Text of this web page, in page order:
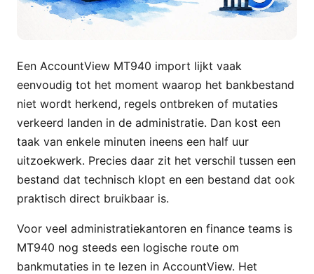
Een AccountView MT940 import lijkt vaak
eenvoudig tot het moment waarop het bankbestand
niet wordt herkend, regels ontbreken of mutaties
verkeerd landen in de administratie. Dan kost een
taak van enkele minuten ineens een half uur
uitzoekwerk. Precies daar zit het verschil tussen een
bestand dat technisch klopt en een bestand dat ook
praktisch direct bruikbaar is.
Voor veel administratiekantoren en finance teams is
MT940 nog steeds een logische route om
bankmutaties in te lezen in AccountView. Het